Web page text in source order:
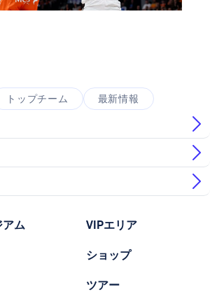
トップチーム 最新情報
アム VIPエリア
ショップ
ツアー